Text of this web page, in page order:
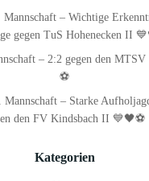
Mannschaft – Wichtige
gegen TuS Hohenecken II
– 2:2 gegen den
⚽
Mannschaft – Starke
den FV Kindsbach II 💙🖤⚽
Kategorien